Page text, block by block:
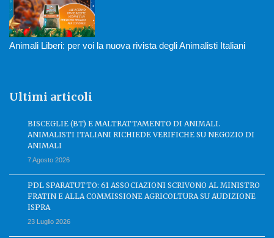
Animali Liberi: per voi la nuova rivista degli Animalisti Italiani
Ultimi articoli
BISCEGLIE (BT) E MALTRATTAMENTO DI ANIMALI.
ANIMALISTI ITALIANI RICHIEDE VERIFICHE SU NEGOZIO DI
ANIMALI
7 Agosto 2026
PDL SPARATUTTO: 61 ASSOCIAZIONI SCRIVONO AL MINISTRO
FRATIN E ALLA COMMISSIONE AGRICOLTURA SU AUDIZIONE
ISPRA
23 Luglio 2026